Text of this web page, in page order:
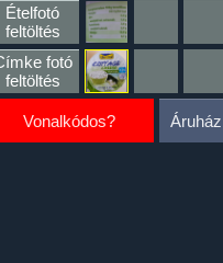
Szöveges
Értékelés
Ételfotó
feltöltés
fotó
feltöltés
Vonalkódos?